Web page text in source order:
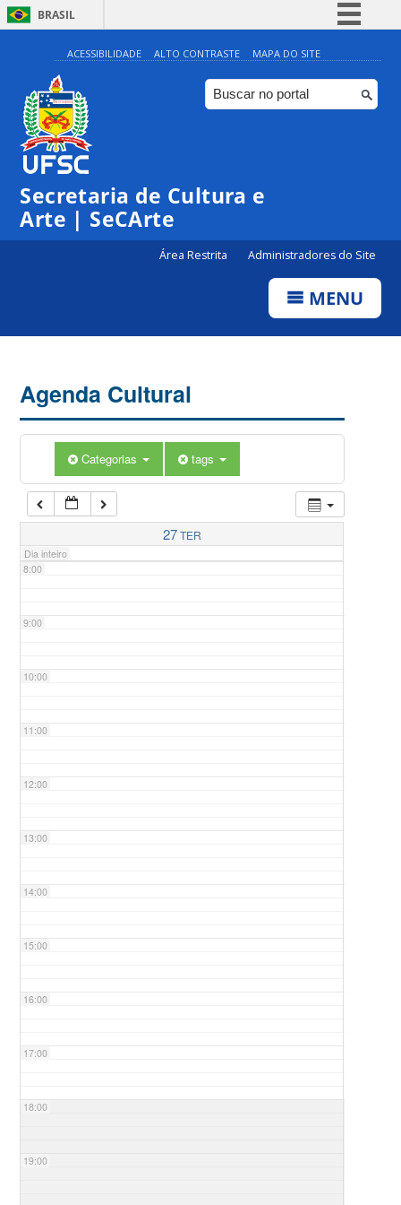
BRASIL
Simplifique!
Comunica BR
Participe
ACESSIBILIDADE ALTO CONTRASTE MAPA DO SITE
Secretaria de Cultura e
Arte | SeCArte
Área Restrita Administradores do Site
MENU
Agenda Cultural
Categorias tags
27TER
Dia inteiro
0:00
1:00
5:00
7:00
8:00
9:00
10:00
11:00
12:00
13:00
14:00
15:00
16:00
17:00
18:00
19:00